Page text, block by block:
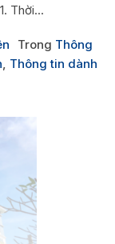
Thời...
Trong Thông
, Thông tin dành